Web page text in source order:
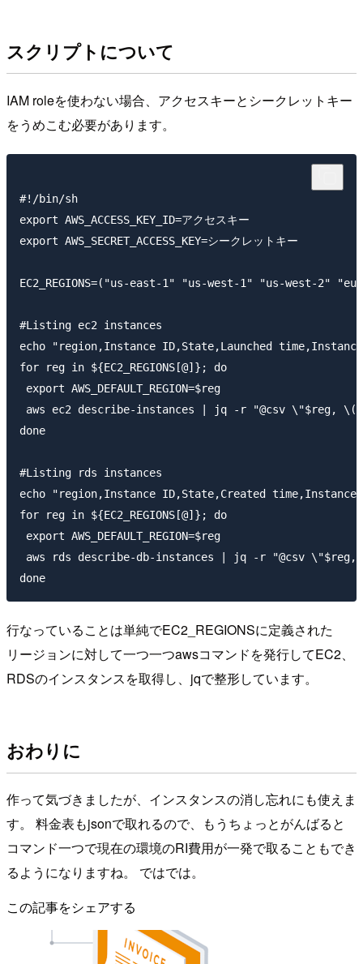
スクリプトについて
IAM roleを使わない場合、アクセスキーとシークレットキー
をうめこむ必要があります。
#!/bin/sh
export AWS_ACCESS_KEY_ID=アクセスキー
export AWS_SECRET_ACCESS_KEY=シークレットキー
EC2_REGIONS=("us-east-1" "us-west-1" "us-west-2"
#Listing ec2 instances
echo "region,Instance ID,State,Launched time,Instance
for reg in ${EC2_REGIONS[@]}; do
export AWS_DEFAULT_REGION=$reg
aws ec2 describe-instances | jq -r "@csv \"$reg,
done
#Listing rds instances
echo "region,Instance ID,State,Created
for reg in ${EC2_REGIONS[@]}; do
export AWS_DEFAULT_REGION=$reg
aws rds describe-db-instances | jq -r "@csv
行なっていることは単純でEC2_REGIONSに定義された
リージョンに対して一つ一つawsコマンドを発行してEC2、
RDSのインスタンスを取得し、jqで整形しています。
おわりに
作って気づきましたが、インスタンスの消し忘れにも使えま
す。 料金表もjsonで取れるので、もうちょっとがんばると
コマンド一つで現在の環境のRI費用が一発で取ることもでき
るようになりますね。 ではでは。
この記事をシェアする